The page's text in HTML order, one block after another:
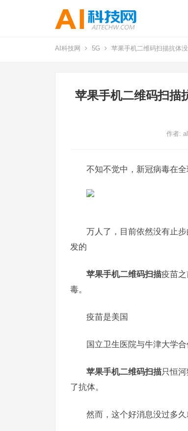
AI科技网 5G 苹果手机二维码扫描抗体
苹果手机二维码扫描
作者:
不知不觉中，新冠病毒在
万人了，目前依然没有止
发的
苹果手机二维码扫描疫苗
毒。
疫苗是美国
国立卫生医院与牛津大学
苹果手机二维码扫描只恒
了抗体。
然而，这个好消息没过多久